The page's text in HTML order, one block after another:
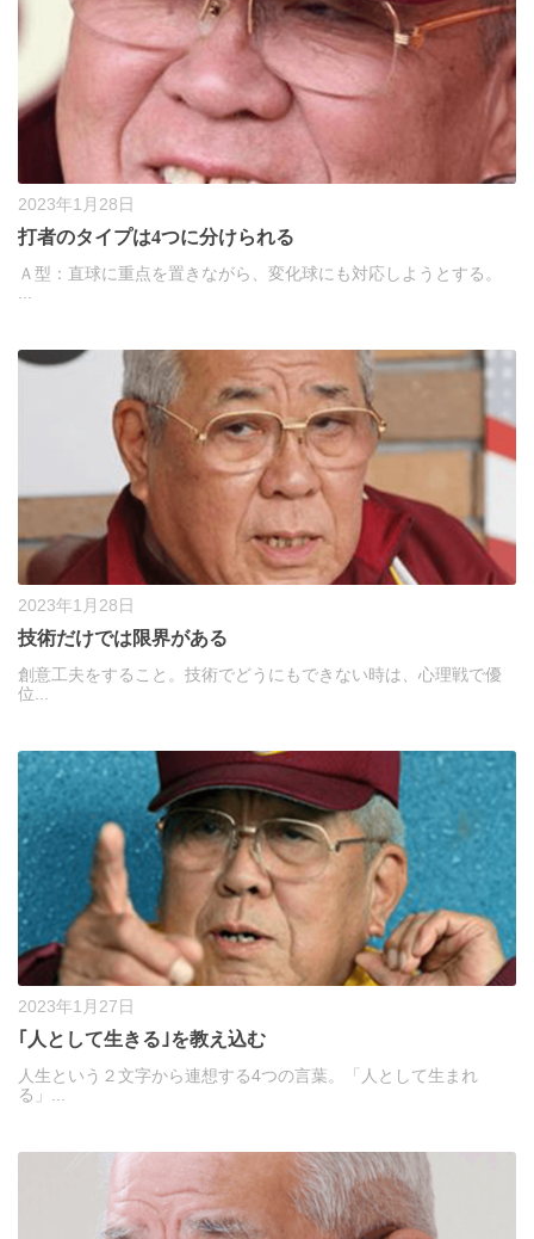
2023年1月28日
打者のタイプは4つに分けられる
Ａ型：直球に重点を置きながら、変化球にも対応しようとする。
2023年1月28日
技術だけでは限界がある
創意工夫をすること。技術でどうにもできない時は、心理戦で優
位...
2023年1月27日
｢人として生きる｣を教え込む
人生という２文字から連想する4つの言葉。「人として生まれ
る」...